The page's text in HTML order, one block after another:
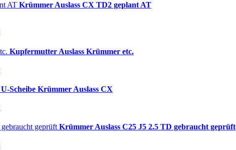
Krümmer Auslass CX TD2 geplant AT
Kupfermutter Auslass Krümmer etc.
U-Scheibe Krümmer Auslass CX
Krümmer Auslass C25 J5 2.5 TD gebraucht geprüft